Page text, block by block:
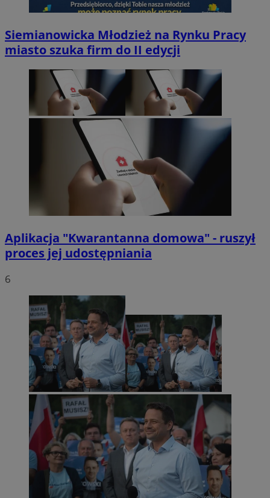
Siemianowicka Młodzież na Rynku Pracy
miasto szuka firm do II edycji
Aplikacja "Kwarantanna domowa" - ruszył
proces jej udostępniania
6